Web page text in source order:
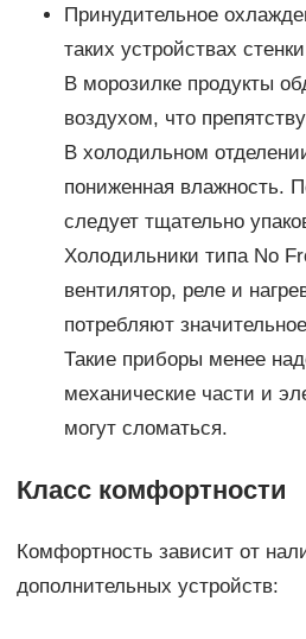
Принудительное
таких устройствах
В морозилке продукты
воздухом, что
В холодильном
пониженная влажность.
следует тщательно
Холодильники типа No
вентилятор, реле и
потребляют
Такие приборы менее
механические части и
могут сломаться.
Класс комфортности
Комфортность зависит от
дополнительных устройств: